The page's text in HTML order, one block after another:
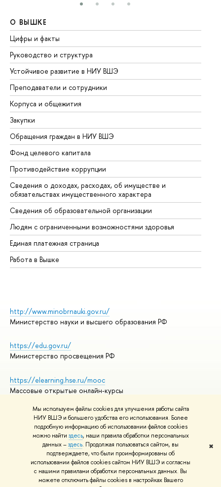
Мы используем файлы cookies для улучшения работы сайта
НИУ ВШЭ и большего удобства его использования. Более
подробную информацию об использовании файлов cookies
можно найти здесь, наши правила обработки персональных
данных –здесь. Продолжая пользоваться сайтом, вы
подтверждаете, что были проинформированы об
использовании файлов cookies сайтом НИУ ВШЭ и согласны
с нашими правилами обработки персональных данных. Вы
можете отключить файлы cookies в настройках Вашего
✖
О ВЫШКЕ
Цифры и факты
Руководство и структура
Устойчивое развитие в НИУ ВШЭ
Преподаватели и сотрудники
Корпуса и общежития
Закупки
Обращения граждан в НИУ ВШЭ
Фонд целевого капитала
Противодействие коррупции
Сведения о доходах, расходах, об имуществе и
обязательствах имущественного характера
Сведения об образовательной организации
Людям с ограниченными возможностями здоровья
Единая платежная страница
Работа в Вышке
http://www.minobrnauki.gov.ru/
Министерство науки и высшего образования РФ
https://edu.gov.ru/
Министерство просвещения РФ
https://elearning.hse.ru/mooc
Массовые открытые онлайн-курсы
© НИУ ВШЭ 1993–2026
Адреса и контакты
Условия использования материалов
Политика конфиденциальности
Правила применения рекомендательных технологий в НИУ ВШЭ
Карта сайта